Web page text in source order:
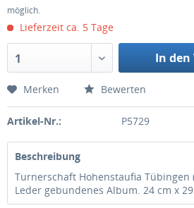
möglich.
Lieferzeit ca. 5 Tage
1 In
Merken Bewerten
Artikel-Nr.: P5729
Beschreibung
Turnerschaft Hohenstaufia Tübingen
Leder gebundenes Album. 24 cm x